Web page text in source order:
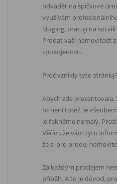
odvádět na špičkové
využívám
Staging, pracuji na
Prodat vaši nemovitost
spokojenosti.
Proč vznikly tyto
Abych zde
to není totéž. Je
je řekněme nemalý.
Věřím, že vám tyto
že si pro prodej
Za každým prodejem
příběh. A to je důvod,